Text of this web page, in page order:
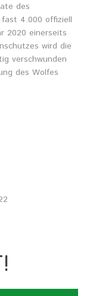
des
4.000 offiziell
2020 einerseits
wird die
verschwunden
des Wolfes